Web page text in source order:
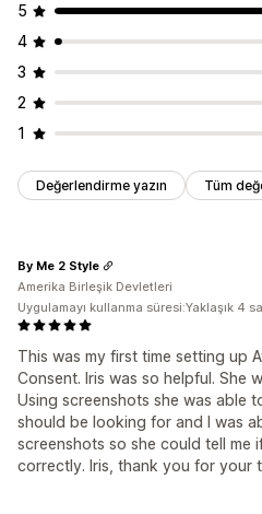
5
4
3
2
1
Değerlendirme yazın Tüm
This was my first time setting up
Consent. Iris was so helpful. She
Using screenshots she was able
should be looking for and I was
screenshots so she could tell me
correctly. Iris, thank you for your
By Me 2 Style
Amerika Birleşik Devletleri
Uygulamayı kullanma süresi:Yaklaşık 4